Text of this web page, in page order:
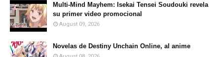
Multi-Mind Mayhem: Isekai Tensei Soudouki revela
su primer video promocional
August 09, 2026
Novelas de Destiny Unchain Online, al anime